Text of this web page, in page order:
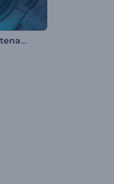
Animation de logo - Maintenance technique